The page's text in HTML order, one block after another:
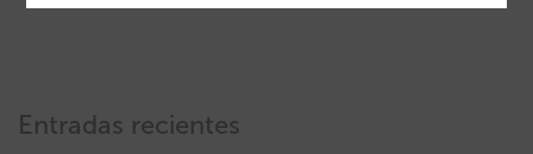
Entradas recientes